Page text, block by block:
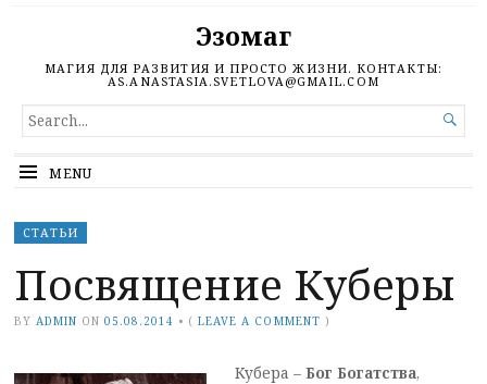
Эзомаг
МАГИЯ ДЛЯ РАЗВИТИЯ И ПРОСТО ЖИЗНИ. КОНТАКТЫ:
AS.ANASTASIA.SVETLOVA@GMAIL.COM
SEARCH
FOR...

MENU
СТАТЬИ
Посвящение Куберы
BY ADMIN ON 05.08.2014 • (LEAVE A COMMENT )
Кубера – Бог Богатства,